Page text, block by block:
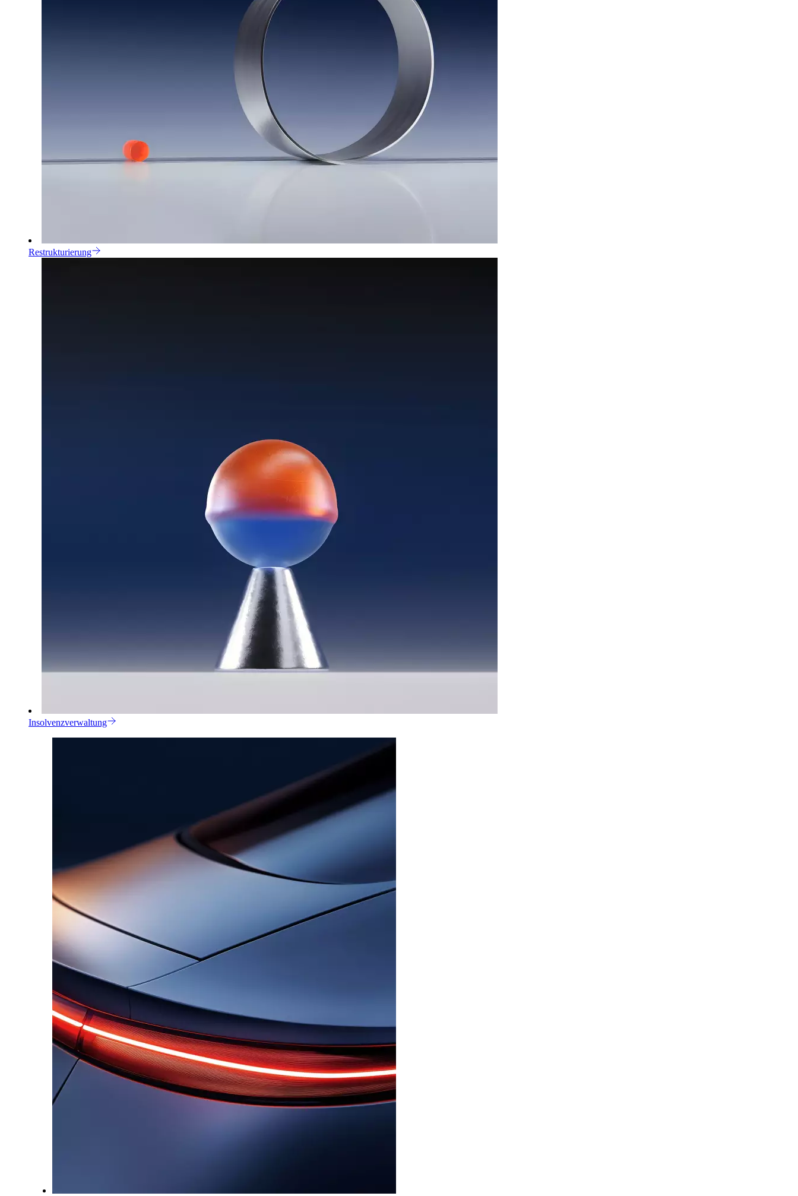
Restrukturierung
Insolvenzverwaltung